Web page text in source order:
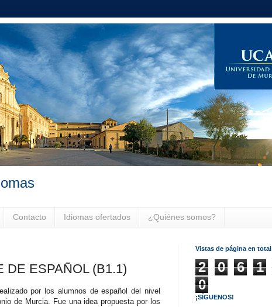
Contacto Idiomas ofertados ¿Quiénes somos?
DE ESPAÑOL (B1.1)
por los alumnos de español del nivel
de Murcia. Fue una idea propuesta por los
Vistas de página en total
2 0 6 1
0
¡SÍGUENOS!